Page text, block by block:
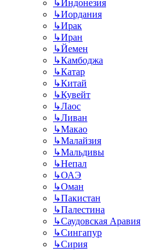
↳Индонезия
↳Иордания
↳Ирак
↳Иран
↳Йемен
↳Камбоджа
↳Катар
↳Китай
↳Кувейт
↳Лаос
↳Ливан
↳Макао
↳Малайзия
↳Мальдивы
↳Непал
↳ОАЭ
↳Оман
↳Пакистан
↳Палестина
↳Саудовская Аравия
↳Сингапур
↳Сирия